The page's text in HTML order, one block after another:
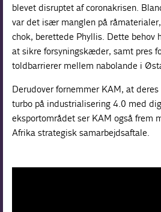
blevet disruptet af coronakrisen.
var det især manglen på
chok, berettede Phyllis. Dette behov
at sikre forsyningskæder, samt pres
toldbarrierer mellem nabolande i
Derudover fornemmer KAM, at
turbo på industrialisering 4.0 med
eksportområdet ser KAM også frem
Afrika strategisk samarbejds­aftale.